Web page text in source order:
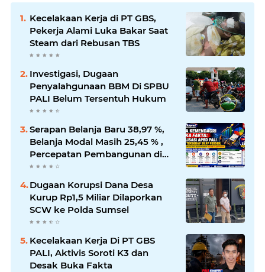
Kecelakaan Kerja di PT GBS,
Pekerja Alami Luka Bakar Saat
Steam dari Rebusan TBS
Investigasi, Dugaan
Penyalahgunaan BBM Di SPBU
PALI Belum Tersentuh Hukum
Serapan Belanja Baru 38,97 %,
Belanja Modal Masih 25,45 % ,
Percepatan Pembangunan di
PALI Dipertanyakan
Dugaan Korupsi Dana Desa
Kurup Rp1,5 Miliar Dilaporkan
SCW ke Polda Sumsel
Kecelakaan Kerja Di PT GBS
PALI, Aktivis Soroti K3 dan
Desak Buka Fakta